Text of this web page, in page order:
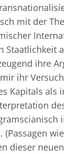
mit der
ihre
ihr
Kapitals als
(Passagen
dieser